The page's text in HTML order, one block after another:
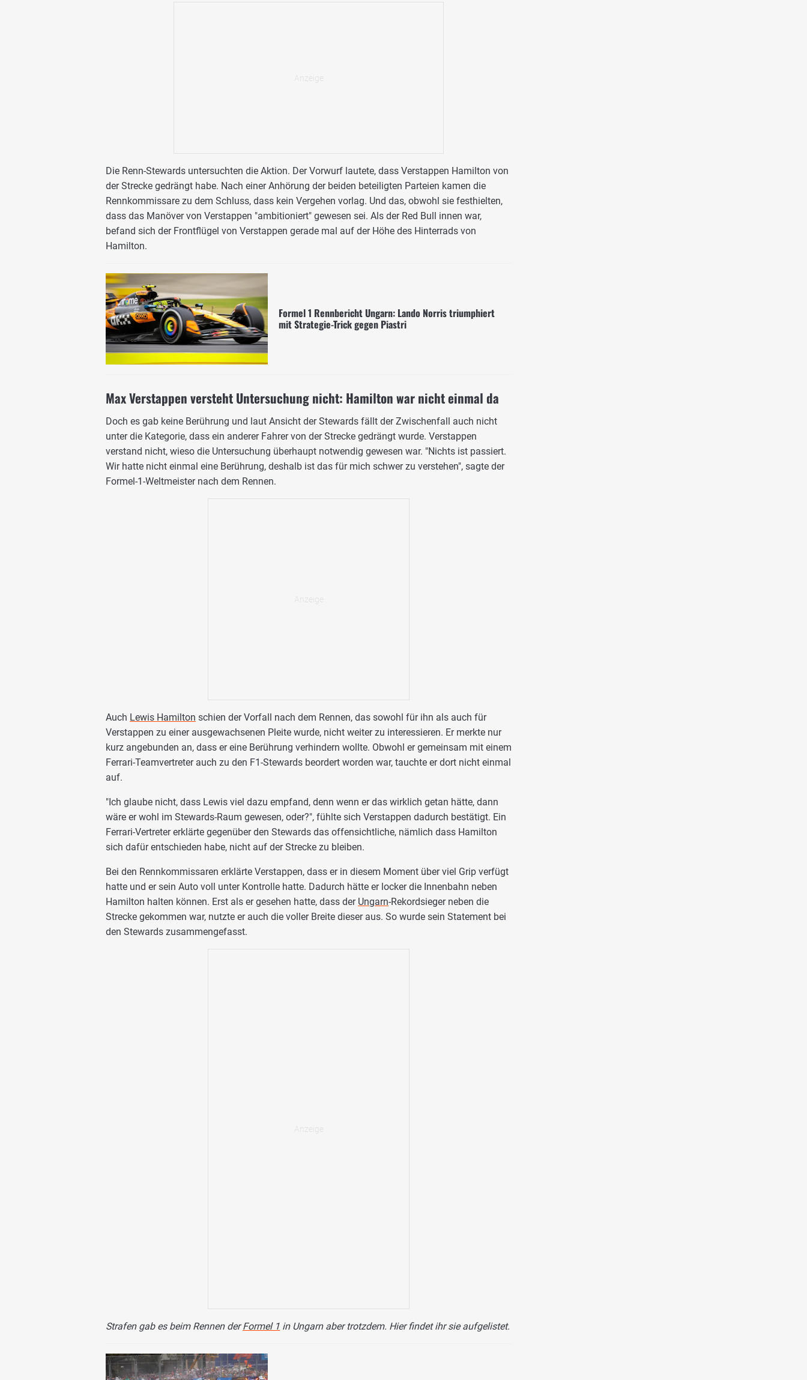
Die Renn-Stewards untersuchten die Aktion. Der Vorwurf lautete, dass Verstappen Hamilton von
der Strecke gedrängt habe. Nach einer Anhörung der beiden beteiligten Parteien kamen die
Rennkommissare zu dem Schluss, dass kein Vergehen vorlag. Und das, obwohl sie festhielten,
dass das Manöver von Verstappen "ambitioniert" gewesen sei. Als der Red Bull innen war,
befand sich der Frontflügel von Verstappen gerade mal auf der Höhe des Hinterrads von
Hamilton.
Formel 1 Rennbericht Ungarn: Lando Norris triumphiert
mit Strategie-Trick gegen Piastri
Max Verstappen versteht Untersuchung nicht: Hamilton war nicht einmal da
Doch es gab keine Berührung und laut Ansicht der Stewards fällt der Zwischenfall auch nicht
unter die Kategorie, dass ein anderer Fahrer von der Strecke gedrängt wurde. Verstappen
verstand nicht, wieso die Untersuchung überhaupt notwendig gewesen war. "Nichts ist passiert.
Wir hatte nicht einmal eine Berührung, deshalb ist das für mich schwer zu verstehen", sagte der
Formel-1-Weltmeister nach dem Rennen.
Auch Lewis Hamilton schien der Vorfall nach dem Rennen, das sowohl für ihn als auch für
Verstappen zu einer ausgewachsenen Pleite wurde, nicht weiter zu interessieren. Er merkte nur
kurz angebunden an, dass er eine Berührung verhindern wollte. Obwohl er gemeinsam mit einem
Ferrari-Teamvertreter auch zu den F1-Stewards beordert worden war, tauchte er dort nicht einmal
auf.
"Ich glaube nicht, dass Lewis viel dazu empfand, denn wenn er das wirklich getan hätte, dann
wäre er wohl im Stewards-Raum gewesen, oder?", fühlte sich Verstappen dadurch bestätigt. Ein
Ferrari-Vertreter erklärte gegenüber den Stewards das offensichtliche, nämlich dass Hamilton
sich dafür entschieden habe, nicht auf der Strecke zu bleiben.
Bei den Rennkommissaren erklärte Verstappen, dass er in diesem Moment über viel Grip verfügt
hatte und er sein Auto voll unter Kontrolle hatte. Dadurch hätte er locker die Innenbahn neben
Hamilton halten können. Erst als er gesehen hatte, dass der Ungarn-Rekordsieger neben die
Strecke gekommen war, nutzte er auch die voller Breite dieser aus. So wurde sein Statement bei
den Stewards zusammengefasst.
Strafen gab es beim Rennen derFormel 1 in Ungarn aber trotzdem. Hier findet ihr sie aufgelistet.